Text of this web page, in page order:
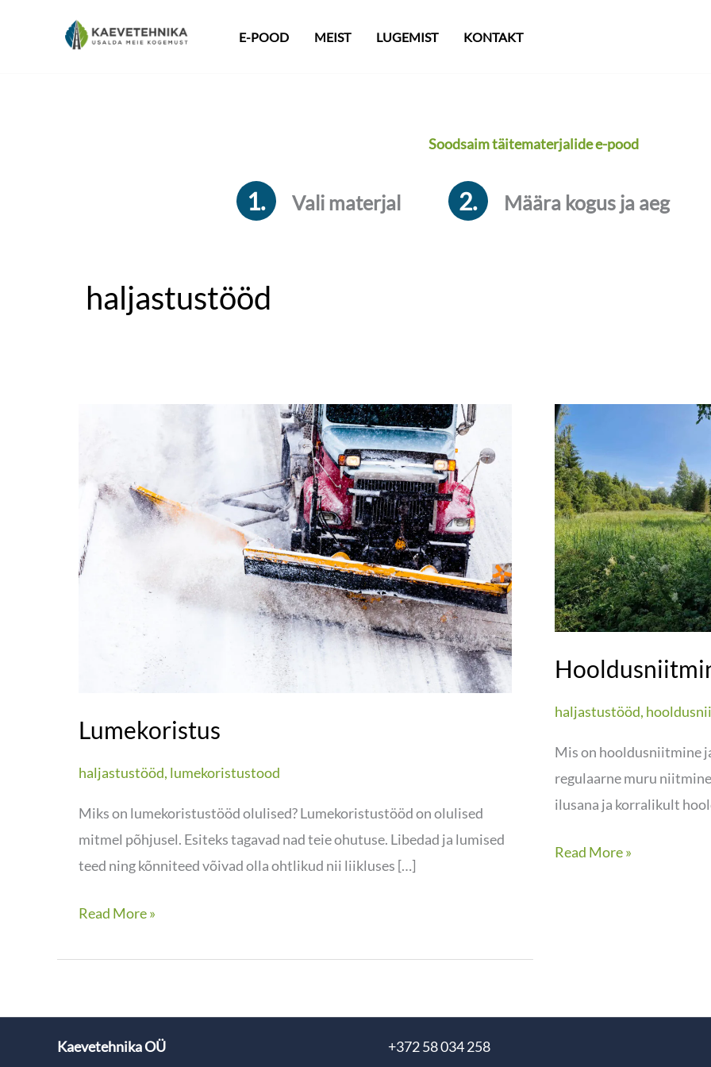
E-POOD MEIST LUGEMIST KONTAKT
haljastustööd
Soodsaim täitematerjalide e-pood
1. Vali materjal 2. Määra kogus ja aeg
Lumekoristus
haljastustööd, lumekoristustood
Miks on lumekoristustööd olulised? Lumekoristustööd on olulised
mitmel põhjusel. Esiteks tagavad nad teie ohutuse. Libedad ja lumised
teed ning kõnniteed võivad olla ohtlikud nii liikluses […]
Read More »
haljastustööd,
Mis on hooldusniitmine
regulaarne muru
ilusana ja korralikult
Hooldusniitmine
Read More »
Kaevetehnika OÜ
+372 58 034 258